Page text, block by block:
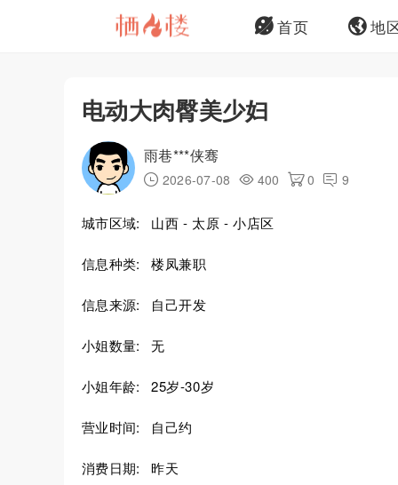
首页 地
电动大肉臀美少妇
雨巷***侠骞
2026-07-08 400 0 9
城市区域: 山西 - 太原 - 小店区
信息种类: 楼凤兼职
信息来源: 自己开发
小姐数量: 无
小姐年龄: 25岁-30岁
营业时间: 自己约
消费日期: 昨天